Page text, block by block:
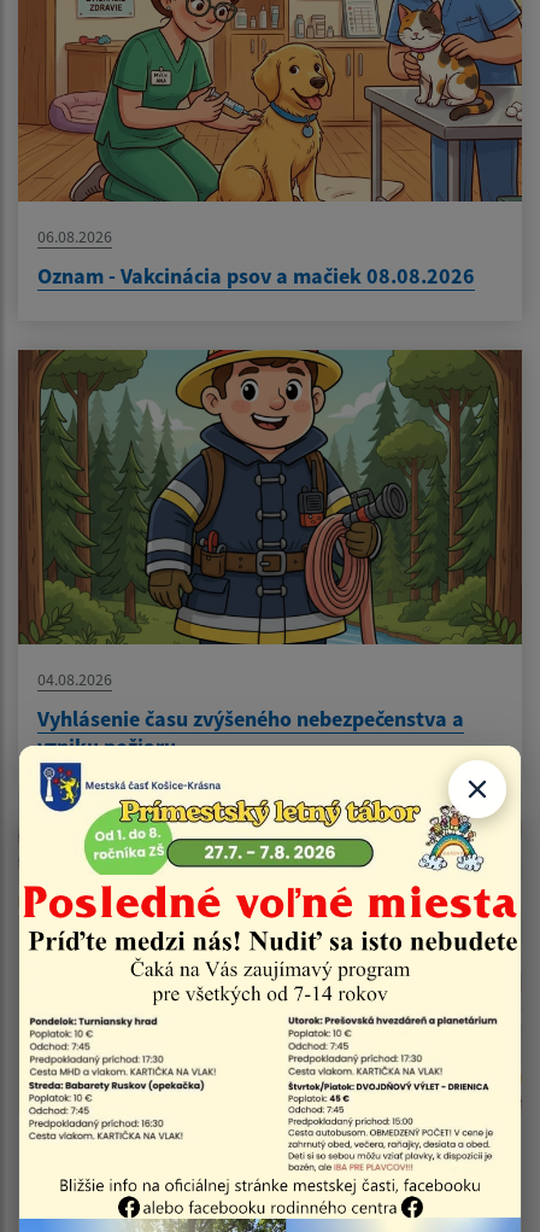
06.08.2026
Oznam - Vakcinácia psov a mačiek 08.08.2026
04.08.2026
Vyhlásenie času zvýšeného nebezpečenstva a
vzniku požiaru
OZNAM O ČIASTOČNEJ UZÁVIERKE CESTY II/552 –
most Ukrajinská